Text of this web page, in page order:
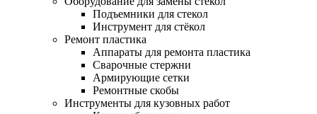
Подъемники для стекол
Инструмент для стёкол
Ремонт пластика
Аппараты для ремонта пластика
Сварочные стержни
Армирующие сетки
Ремонтные скобы
Инструменты для кузовных работ